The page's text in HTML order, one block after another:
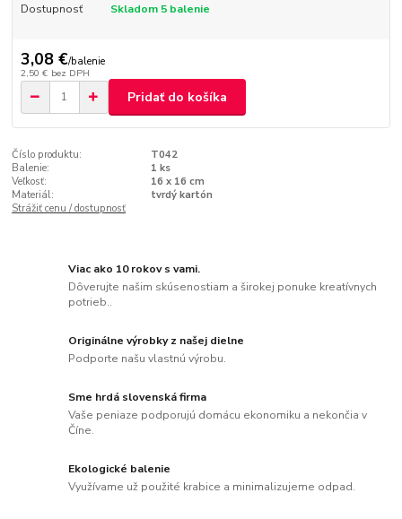
Dostupnosť Skladom 5 balenie
3,08 €/balenie
2,50 € bez DPH
Pridať do košíka
Číslo produktu:
T042
Balenie:
1 ks
Veľkosť:
16 x 16 cm
Materiál:
tvrdý kartón
Strážiť cenu / dostupnosť
Viac ako 10 rokov s vami.
Dôverujte našim skúsenostiam a širokej ponuke kreatívnych
potrieb..
Originálne výrobky z našej dielne
Podporte našu vlastnú výrobu.
Sme hrdá slovenská firma
Vaše peniaze podporujú domácu ekonomiku a nekončia v
Číne.
Ekologické balenie
Využívame už použité krabice a minimalizujeme odpad.